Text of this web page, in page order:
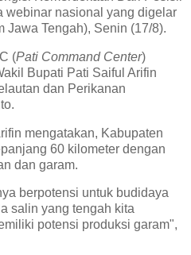
webinar nasional yang digelar
Jawa Tengah), Senin (17/8).
(Pati Command Center)
Bupati Pati Saiful Arifin
dan Perikanan
mengatakan, Kabupaten
60 kilometer dengan
dan garam.
berpotensi untuk budidaya
salin yang tengah kita
potensi produksi garam",